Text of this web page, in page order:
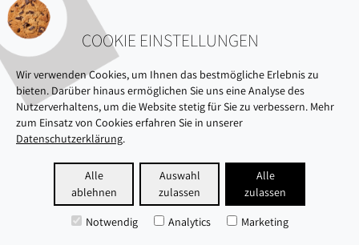
ÜBER UNS AUSSTELLUNG
NACHHALTIGKEIT
KARRIERE
DATENSCHUTZ IMPRESSUM
COOKIE EINSTELLUNGEN
Wir verwenden Cookies, um Ihnen das bestmögliche Erlebnis zu
bieten. Darüber hinaus ermöglichen Sie uns eine Analyse des
Nutzerverhaltens, um die Website stetig für Sie zu verbessern. Mehr
zum Einsatz von Cookies erfahren Sie in unserer
Datenschutzerklärung.
Alle
ablehnen
Auswahl
zulassen
Alle
zulassen
Notwendig Analytics Marketing